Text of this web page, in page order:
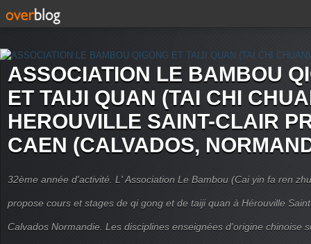
ASSOCIATION LE BAMBOU
ET TAIJI QUAN (TAI CHI
HEROUVILLE SAINT-CLAIR
CAEN (CALVADOS,
32ème année d'activité. L' Association Le Bambou (Cai yin fa ren
propose cours et stages de qi gong et de taiji quan à Hérouville
Calvados Normandie. Les disciplines enseignées d'origine chinoise